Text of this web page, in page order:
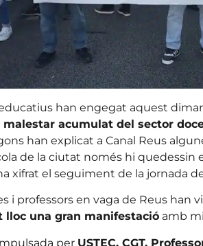
han engegat aquest
malestar acumulat del sector
han explicat a Canal Reus
de la ciutat només hi quedessin
xifrat el seguiment de la jornada
i professors en vaga de Reus han
una gran manifestacióamb
per USTEC, CGT,